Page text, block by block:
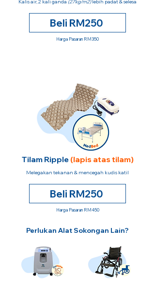
Kalis air, 2 kali ganda (27kg/m2)lebih padat & selesa
Beli RM250
Harga Pasaran RM350
Tilam Ripple (lapis atas tilam)
Melegakan tekanan & mencegah kudis katil
Beli RM250
Harga Pasaran RM450
Perlukan Alat Sokongan Lain?